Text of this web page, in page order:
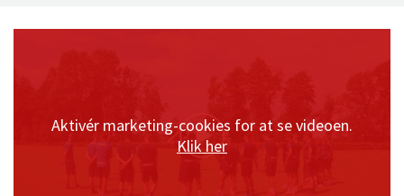
Aktivér marketing-cookies for at se videoen.
Klik her